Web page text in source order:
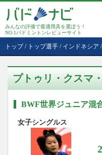
みんなの評価で最適用具を選ぼう！
NO.1バドミントンレビューサイト
トップ/ トップ選手 / インドネシア /
プトゥリ・クスマ
BWF世界ジュニア混
女子シングルス
2